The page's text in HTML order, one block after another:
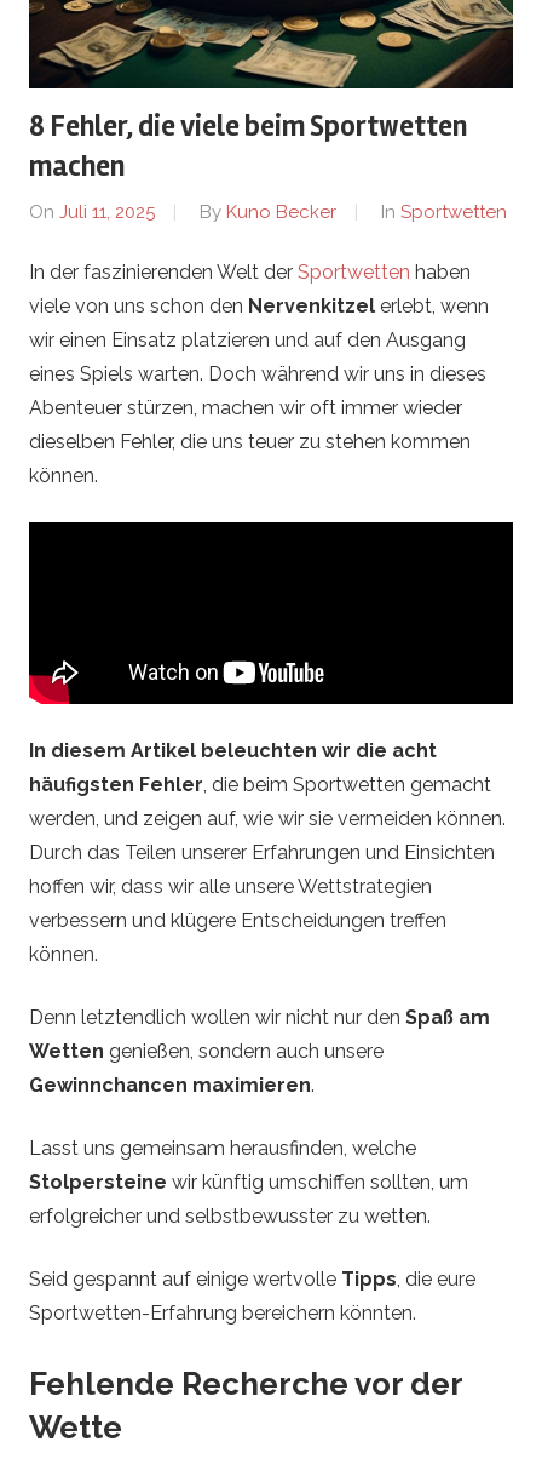
u
t
L
i
n
g
e
n
–
S
p
o
r
w
e
t
t
e
8 Fehler, die viele beim Sportwetten
machen
On Juli 11, 2025 By Kuno Becker In Sportwetten
In der faszinierenden Welt der Sportwetten haben
viele von uns schon den Nervenkitzel erlebt, wenn
wir einen Einsatz platzieren und auf den Ausgang
eines Spiels warten. Doch während wir uns in dieses
Abenteuer stürzen, machen wir oft immer wieder
dieselben Fehler, die uns teuer zu stehen kommen
können.
In diesem Artikel beleuchten wir die acht
häufigsten Fehler, die beim Sportwetten gemacht
werden, und zeigen auf, wie wir sie vermeiden können.
Durch das Teilen unserer Erfahrungen und Einsichten
hoffen wir, dass wir alle unsere Wettstrategien
verbessern und klügere Entscheidungen treffen
können.
Denn letztendlich wollen wir nicht nur den Spaß am
Wetten genießen, sondern auch unsere
Gewinnchancen maximieren.
Lasst uns gemeinsam herausfinden, welche
Stolpersteine wir künftig umschiffen sollten, um
erfolgreicher und selbstbewusster zu wetten.
Seid gespannt auf einige wertvolle Tipps, die eure
Sportwetten-Erfahrung bereichern könnten.
Fehlende Recherche vor der
Wette